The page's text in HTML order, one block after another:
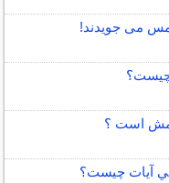
می جویدند!
چیست؟
است ؟
آيات چيست؟